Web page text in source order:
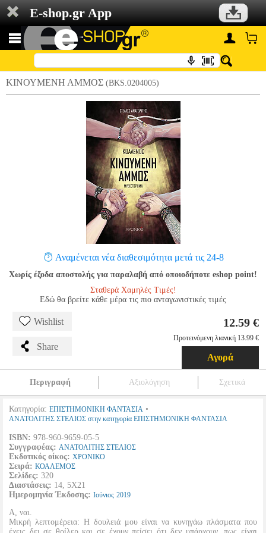
E-shop.gr App
ΚΙΝΟΥΜΕΝΗ ΑΜΜΟΣ (BKS.0204005)
Αναμένεται νέα διαθεσιμότητα μετά τις 24-8
Χωρίς έξοδα αποστολής για παραλαβή από οποιοδήποτε eshop point!
Σταθερά Χαμηλές Τιμές!
Εδώ θα βρείτε κάθε μέρα τις πιο ανταγωνιστικές τιμές
Wishlist
Share
12.59 €
Προτεινόμενη λιανική 13.99 €
Αγορά
Περιγραφή Αξιολόγηση Σχετικά
Κατηγορία: ΕΠΙΣΤΗΜΟΝΙΚΗ ΦΑΝΤΑΣΙΑ •
ΑΝΑΤΟΛΙΤΗΣ ΣΤΕΛΙΟΣ στην κατηγορία ΕΠΙΣΤΗΜΟΝΙΚΗ ΦΑΝΤΑΣΙΑ
ISBN: 978-960-9659-05-5
Συγγραφέας: ΑΝΑΤΟΛΙΤΗΣ ΣΤΕΛΙΟΣ
Εκδοτικός οίκος: ΧΡΟΝΙΚΟ
Σειρά: ΚΟΑΛΕΜΟΣ
Σελίδες: 320
Διαστάσεις: 14, 5Χ21
Ημερομηνία Έκδοσης: Ιούνιος 2019
Α, ναι.
Μικρή λεπτομέρεια: Η δουλειά μου είναι να κυνηγάω πλάσματα που